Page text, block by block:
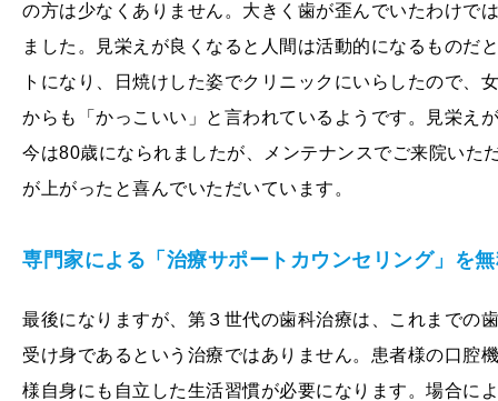
の方は少なくありません。大きく歯が歪んでいたわけで
ました。見栄えが良くなると人間は活動的になるものだ
トになり、日焼けした姿でクリニックにいらしたので、
からも「かっこいい」と言われているようです。見栄え
今は80歳になられましたが、メンテナンスでご来院いた
が上がったと喜んでいただいています。
専門家による「治療サポートカウンセリング」を
最後になりますが、第３世代の歯科治療は、これまでの
受け身であるという治療ではありません。患者様の口腔
様自身にも自立した生活習慣が必要になります。場合に